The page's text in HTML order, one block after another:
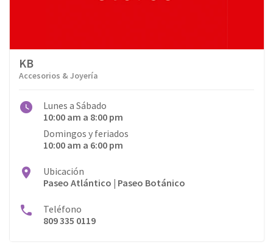
KB
Accesorios & Joyería
Lunes a Sábado
10:00 am a 8:00 pm
Domingos y feriados
10:00 am a 6:00 pm
Ubicación
Paseo Atlántico | Paseo Botánico
Teléfono
809 335 0119